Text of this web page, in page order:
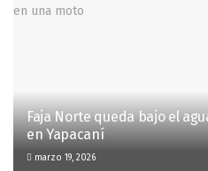
Faja Norte queda bajo el
en Yapacaní
marzo 19, 2026